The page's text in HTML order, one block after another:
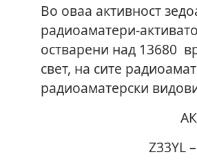
Во оваа активност
радиоаматери-
остварени над 13680
свет, на сите
радиоаматерски
Z33YL